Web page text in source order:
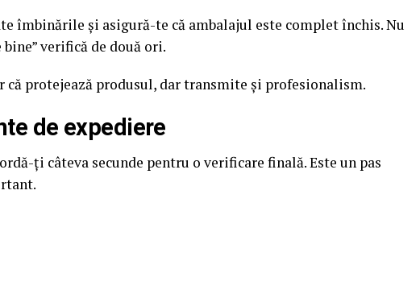
îmbinările și asigură-te că ambalajul este complet închis. Nu
verifică de două ori.
că protejează produsul, dar transmite și profesionalism.
de expediere
ți câteva secunde pentru o verificare finală. Este un pas